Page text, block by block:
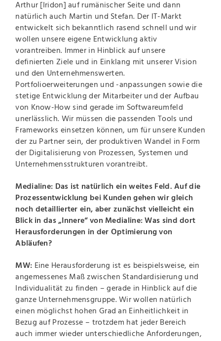
Arthur [Iridon] auf rumänischer Seite und dann
natürlich auch Martin und Stefan. Der IT-Markt
entwickelt sich bekanntlich rasend schnell und wir
wollen unsere eigene Entwicklung aktiv
vorantreiben. Immer in Hinblick auf unsere
definierten Ziele und in Einklang mit unserer Vision
und den Unternehmenswerten.
Portfolioerweiterungen und -anpassungen sowie die
stetige Entwicklung der Mitarbeiter und der Aufbau
von Know-How sind gerade im Softwareumfeld
unerlässlich. Wir müssen die passenden Tools und
Frameworks einsetzen können, um für unsere Kunden
der zu Partner sein, der produktiven Wandel in Form
der Digitalisierung von Prozessen, Systemen und
Unternehmensstrukturen vorantreibt.
Medialine: Das ist natürlich ein weites Feld. Auf die
Prozessentwicklung bei Kunden gehen wir gleich
noch detaillierter ein, aber zunächst vielleicht ein
Blick in das „Innere“ von Medialine: Was sind dort
Herausforderungen in der Optimierung von
Abläufen?
MW: Eine Herausforderung ist es beispielsweise, ein
angemessenes Maß zwischen Standardisierung und
Individualität zu finden – gerade in Hinblick auf die
ganze Unternehmensgruppe. Wir wollen natürlich
einen möglichst hohen Grad an Einheitlichkeit in
Bezug auf Prozesse – trotzdem hat jeder Bereich
auch immer wieder unterschiedliche Anforderungen,